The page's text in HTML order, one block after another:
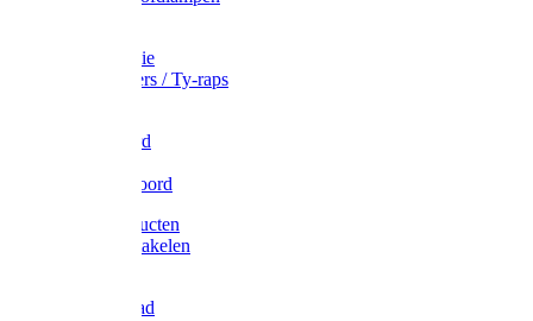
Tape en folie
Kabelbinders / Ty-raps
Metselkoord
Elastisch koord
Afdekproducten
Heffen en takelen
Waslijndraad